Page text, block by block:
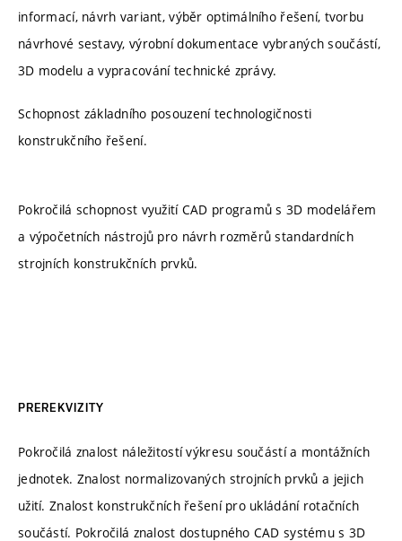
informací, návrh variant, výběr optimálního řešení, tvorbu
návrhové sestavy, výrobní dokumentace vybraných součástí,
3D modelu a vypracování technické zprávy.
Schopnost základního posouzení technologičnosti
konstrukčního řešení.
Pokročilá schopnost využití CAD programů s 3D modelářem
a výpočetních nástrojů pro návrh rozměrů standardních
strojních konstrukčních prvků.
PREREKVIZITY
Pokročilá znalost náležitostí výkresu součástí a montážních
jednotek. Znalost normalizovaných strojních prvků a jejich
užití. Znalost konstrukčních řešení pro ukládání rotačních
součástí. Pokročilá znalost dostupného CAD systému s 3D